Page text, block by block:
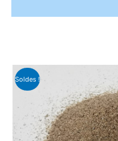
Soldes !